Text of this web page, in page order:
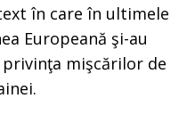
în care în ultimele
Europeană şi-au
mişcărilor de